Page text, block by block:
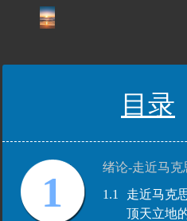
目录
1
绪论-走近马克
1.1
走近马克
顶天立地